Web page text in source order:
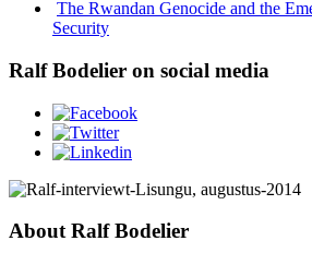
The Rwandan Genocide and the
Security
Ralf Bodelier on social media
About Ralf Bodelier